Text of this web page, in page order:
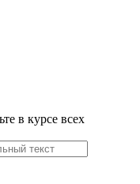
в курсе всех